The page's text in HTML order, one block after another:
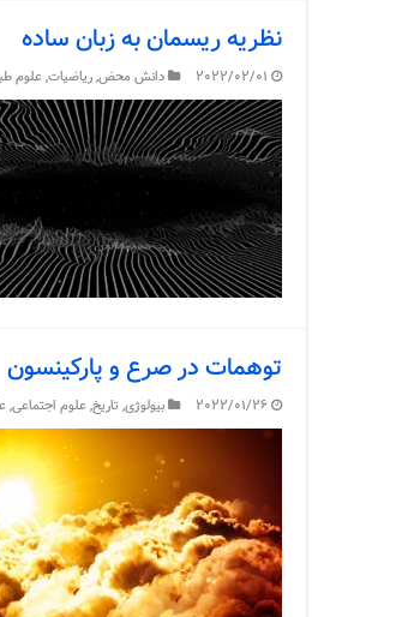
نظریه ریسمان به زبان ساده
2022/02/01 دانش محض,ریاضیات,علوم
توهمات در صرع و پارکینسون
2022/01/26 بیولوژی, تاریخ,علوم اجتماعی,